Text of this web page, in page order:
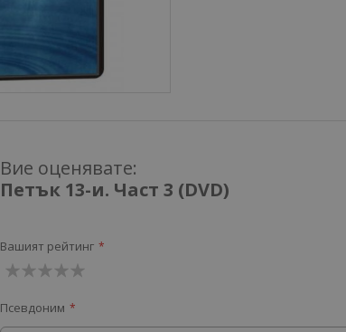
Вие оценявате:
Петък 13-и. Част 3 (DVD)
Вашият рейтинг
звезда
звезди
звезди
звезди
звезди
Псевдоним